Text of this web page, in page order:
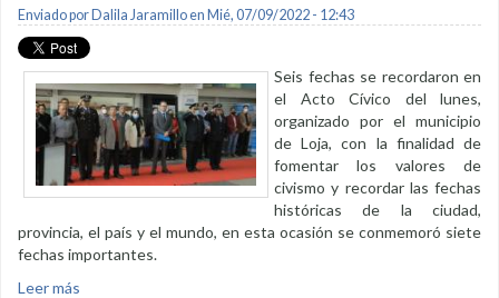
Enviado por Dalila Jaramilloen Mié, 07/09/2022 - 12:43
Seis fechas se recordaron en
el Acto Cívico del lunes,
organizado por el municipio
de Loja, con la finalidad de
fomentar los valores de
civismo y recordar las fechas
históricas de la ciudad,
provincia, el país y el mundo, en esta ocasión se conmemoró siete
fechas importantes.
Leer más